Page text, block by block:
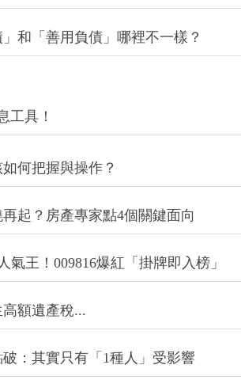
和「善用負債」哪裡不一樣？
工具！
何把握與操作？
起？房產專家點4個關鍵面向
王！009816爆紅「掛牌即入榜」
額遺產稅...
：其實只有「1種人」受影響